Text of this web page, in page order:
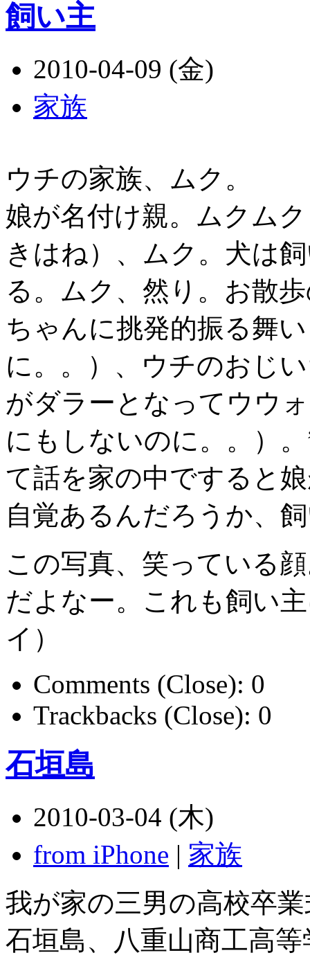
飼い主
2010-04-09 (金)
家族
ウチの家族、ムク。
娘が名付け親。ムクム
きはね）、ムク。犬は
る。ムク、然り。お散
ちゃんに挑発的振る舞
に。。）、ウチのおじ
がダラーとなってウウ
にもしないのに。。）
て話を家の中ですると
自覚あるんだろうか、
この写真、笑っている
だよなー。これも飼い
イ）
Comments (Close): 0
Trackbacks (Close): 0
石垣島
2010-03-04 (木)
from iPhone | 家族
我が家の三男の高校卒
石垣島、八重山商工高等